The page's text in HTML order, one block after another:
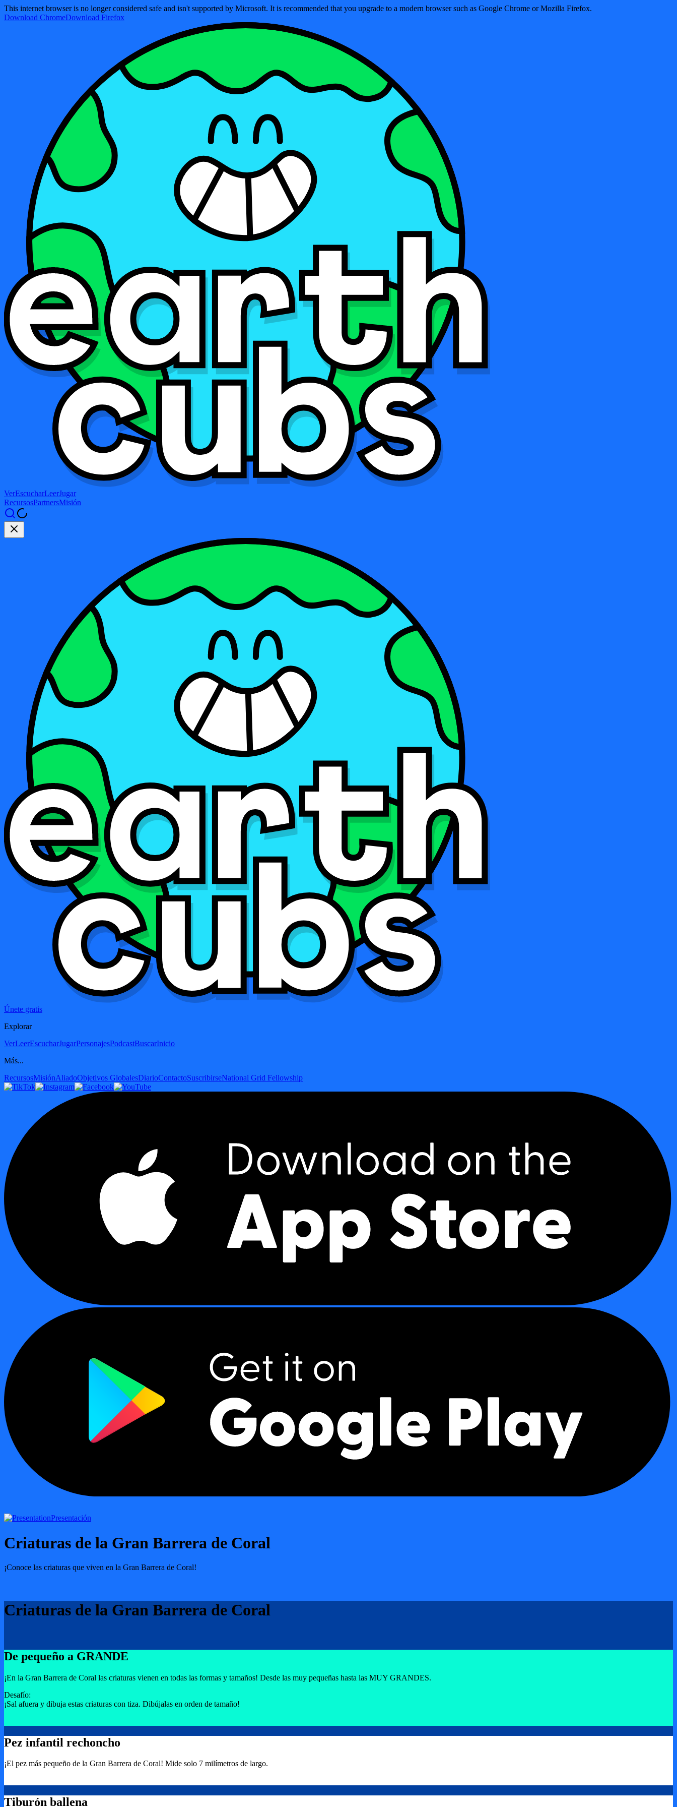
This internet browser is no longer considered safe and isn't supported by Microsoft. It is recommended that you upgrade to a modern browser such as Google Chrome or Mozilla Firefox.
Download ChromeDownload Firefox
VerEscucharLeerJugar
RecursosPartnersMisión
Únete gratis
Explorar
VerLeerEscucharJugarPersonajesPodcastBuscarInicio
Más...
RecursosMisiónAliadoObjetivos GlobalesDiarioContactoSuscribirseNational Grid Fellowship
Presentación
Criaturas de la Gran Barrera de Coral
¡Conoce las criaturas que viven en la Gran Barrera de Coral!
Criaturas de la Gran Barrera de Coral
De pequeño a GRANDE
¡En la Gran Barrera de Coral las criaturas vienen en todas las formas y tamaños! Desde las muy pequeñas hasta las MUY GRANDES.
Desafío:
¡Sal afuera y dibuja estas criaturas con tiza. Dibújalas en orden de tamaño!
Pez infantil rechoncho
¡El pez más pequeño de la Gran Barrera de Coral! Mide solo 7 milímetros de largo.
Tiburón ballena